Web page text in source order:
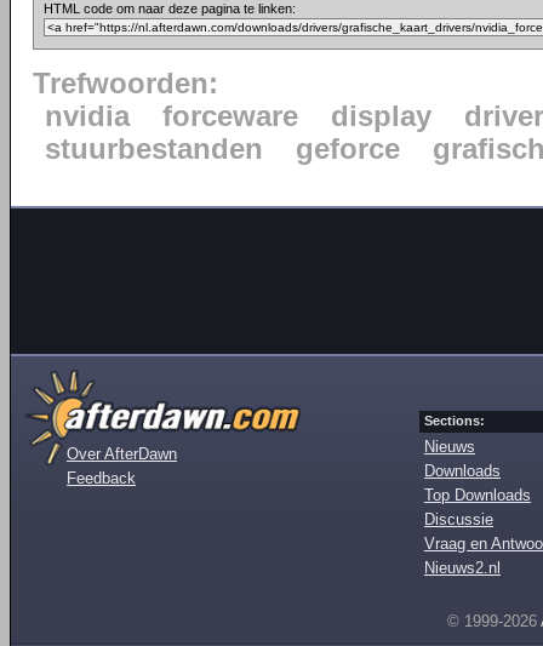
HTML code om naar deze pagina te linken:
Trefwoorden:
nvidia
forceware display
driver
stuurbestanden
geforce
Over AfterDawn
Feedback
Sections:
Nieuws
Downloads
Top Downloads
Discussie
Vraag en
Nieuws2.nl
© 1999-2026